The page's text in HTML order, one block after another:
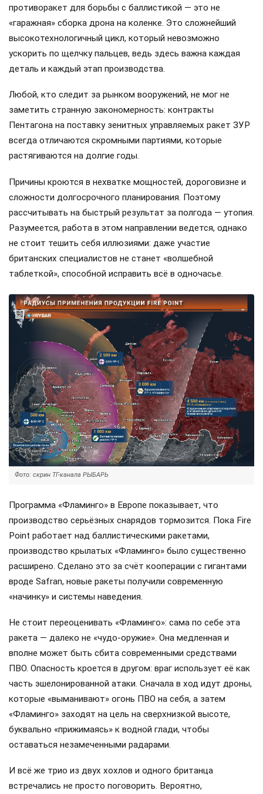
противоракет для борьбы с баллистикой — это не
«гаражная» сборка дрона на коленке. Это сложнейший
высокотехнологичный цикл, который невозможно
ускорить по щелчку пальцев, ведь здесь важна каждая
деталь и каждый этап производства.
Любой, кто следит за рынком вооружений, не мог не
заметить странную закономерность: контракты
Пентагона на поставку зенитных управляемых ракет ЗУР
всегда отличаются скромными партиями, которые
растягиваются на долгие годы.
Причины кроются в нехватке мощностей, дороговизне и
сложности долгосрочного планирования. Поэтому
рассчитывать на быстрый результат за полгода — утопия.
Разумеется, работа в этом направлении ведется, однако
не стоит тешить себя иллюзиями: даже участие
британских специалистов не станет «волшебной
таблеткой», способной исправить всё в одночасье.
Фото: скрин ТГ-канала РЫБАРЬ
Программа «Фламинго» в Европе показывает, что
производство серьёзных снарядов тормозится. Пока Fire
Point работает над баллистическими ракетами,
производство крылатых «Фламинго» было существенно
расширено. Сделано это за счёт кооперации с гигантами
вроде Safran, новые ракеты получили современную
«начинку» и системы наведения.
Не стоит переоценивать «Фламинго»: сама по себе эта
ракета — далеко не «чудо-оружие». Она медленная и
вполне может быть сбита современными средствами
ПВО. Опасность кроется в другом: враг использует её как
часть эшелонированной атаки. Сначала в ход идут дроны,
которые «выманивают» огонь ПВО на себя, а затем
«Фламинго» заходят на цель на сверхнизкой высоте,
буквально «прижимаясь» к водной глади, чтобы
оставаться незамеченными радарами.
И всё же трио из двух хохлов и одного британца
встречались не просто поговорить. Вероятно,